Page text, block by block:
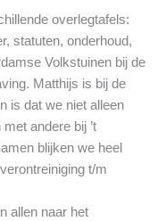
overlegtafels:
statuten, onderhoud,
Volkstuinen bij de
Matthijs is bij de
is dat we niet alleen
andere bij ’t
blijken we heel
t/m
allen naar het